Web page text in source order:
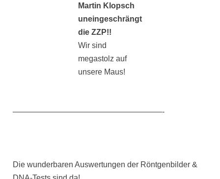
Martin Klopsch
uneingeschrängt
die ZZP!!
Wir sind
megastolz auf
unsere Maus!
———————————————————-
Die wunderbaren Auswertungen der Röntgenbilder &